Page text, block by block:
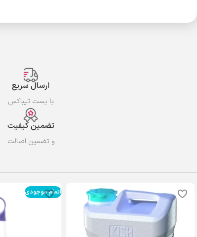
ارسال سریع
با پست تیباکس
تضمین کیفیت
و تضمین اصالت
اتمام موجودی